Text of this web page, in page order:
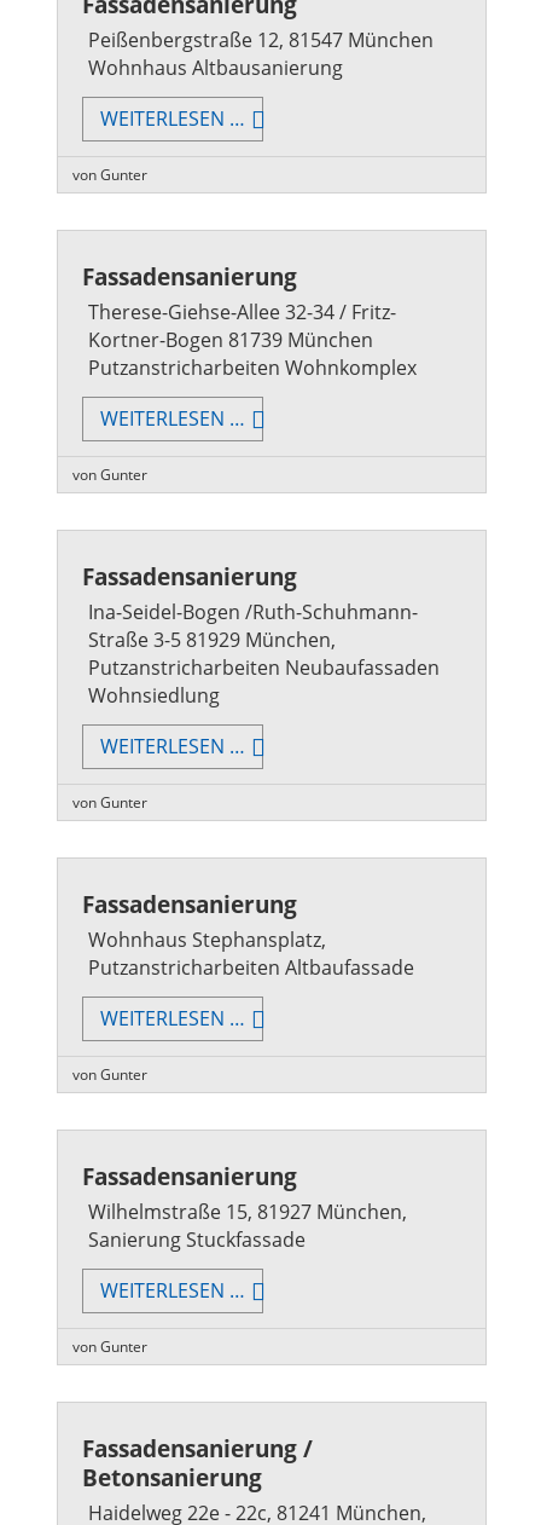
Peißenbergstraße 12, 81547 München
Wohnhaus Altbausanierung
WEITERLESEN … FASSADENSANIERUNG
von Gunter
Fassadensanierung
Therese-Giehse-Allee 32-34 / Fritz-
Kortner-Bogen 81739 München
Putzanstricharbeiten Wohnkomplex
WEITERLESEN … FASSADENSANIERUNG
von Gunter
Fassadensanierung
Ina-Seidel-Bogen /Ruth-Schuhmann-
Straße 3-5 81929 München,
Putzanstricharbeiten Neubaufassaden
Wohnsiedlung
WEITERLESEN … FASSADENSANIERUNG
von Gunter
Fassadensanierung
Wohnhaus Stephansplatz,
Putzanstricharbeiten Altbaufassade
WEITERLESEN … FASSADENSANIERUNG
von Gunter
Fassadensanierung
Wilhelmstraße 15, 81927 München,
Sanierung Stuckfassade
WEITERLESEN … FASSADENSANIERUNG
von Gunter
Fassadensanierung /
Betonsanierung
Haidelweg 22e - 22c, 81241 München,